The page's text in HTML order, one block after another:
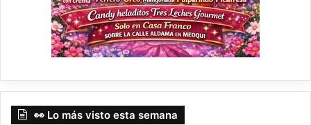
👀 Lo más visto esta semana